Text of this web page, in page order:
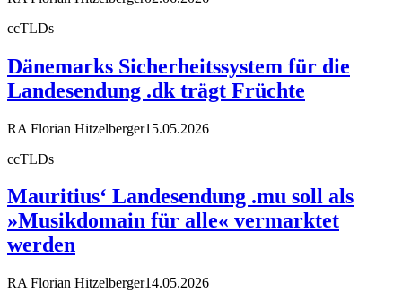
ccTLDs
Dänemarks Sicherheitssystem für die
Landesendung .dk trägt Früchte
RA Florian Hitzelberger15.05.2026
ccTLDs
Mauritius‘ Landesendung .mu soll als
»Musikdomain für alle« vermarktet
werden
RA Florian Hitzelberger14.05.2026